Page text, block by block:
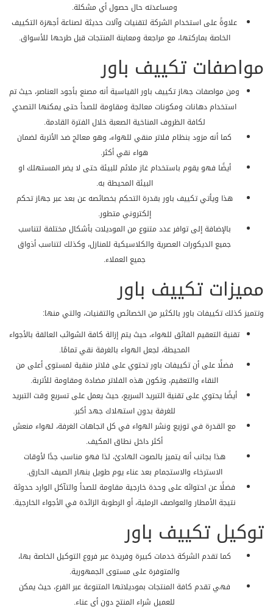
ومساعدته حال حصول أي مشكلة.
علاوةً على استخدام الشركة لتقنيات وآلات حديثة لصناعة أجهزة التكييف
الخاصة بماركتها، مع مراجعة ومعاينة المنتجات قبل طرحها للأسواق.
مواصفات تكييف باور
ومن مواصفات جهاز تكييف باور القياسية أنه مصنع بأجود العناصر، حيث تم
استخدام دهانات ومكونات معالجة ومقاومة للصدأ حتى يمكنها التصدي
لكافة الظروف المناخية الصعبة خلال الفترة القادمة.
كما أنه مزود بنظام فلاتر منقي للهواء، وهو معالج ضد الأتربة لضمان
هواء نقي أكثر.
أيضًا فهو يقوم باستخدام غاز ملائم للبيئة حتى لا يضر المستهلك او
البيئة المحيطة به.
هذا ويأتي تكييف باور بقدرة التحكم بخصائصه عن بعد عبر جهاز تحكم
إلكتروني متطور.
بالإضافة إلى توافر عدد متنوع من الموديلات بأشكال مختلفة لتناسب
جميع الديكورات العصرية والكلاسيكية للمنازل، وكذلك لتناسب أذواق
جميع العملاء.
مميزات تكييف باور
وتتميز كذلك تكييفات باور بالكثير من الخصائص والتقنيات، والتي منها:
تقنية التعقيم الفائق للهواء، حيث يتم إزالة كافة الشوائب العالقة بالأجواء
المحيطة، لجعل الهواء بالغرفة نقي تمامًا.
فضلًا على أن تكييفات باور تحتوي على فلاتر منقية لمستوى أعلى من
النقاء والتعقيم، وتكون هذه الفلاتر مضادة ومقاومة للأتربة.
أيضًا يحتوي على تقنية التبريد السريع، حيث يعمل على تسريع وقت التبريد
للغرفة بدون استهلاك جهد أكبر.
مع القدرة في توزيع ونشر الهواء في كل اتجاهات الغرفة، لهواء منعش
أكثر داخل نطاق المكيف.
هذا بجانب أنه يتميز بالصوت الهادئ، لذا فهو مناسب جدًا لأوقات
الاسترخاء والاستجمام بعد عناء يوم طويل بنهار الصيف الحارق.
فضلًا عن احتوائه على وحدة خارجية مقاومة للصدأ والتآكل الوارد حدوثة
نتيجة الأمطار والعواصف الرملية، أو الرطوبة الزائدة في الأجواء الخارجية.
توكيل تكييف باور
كما تقدم الشركة خدمات كبيرة وفريدة عبر فروع التوكيل الخاصة بها،
والمتوفرة على مستوى الجمهورية.
فهي تقدم كافة المنتجات بموديلاتها المتنوعة عبر الفرع، حيث يمكن
للعميل شراء المنتج دون أي عناء.